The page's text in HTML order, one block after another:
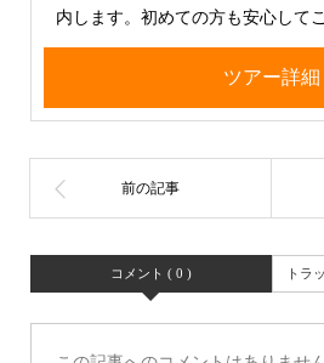
内します。初めての方も安心して
ツアー詳細
コメント ( 0 ) トラ